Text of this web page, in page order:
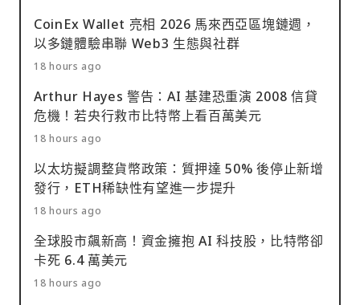
CoinEx Wallet 亮相 2026 馬來西亞區塊鏈週，
以多鏈體驗串聯 Web3 生態與社群
18 hours ago
Arthur Hayes 警告：AI 基建恐重演 2008 信貸
危機！若央行救市比特幣上看百萬美元
18 hours ago
以太坊擬調整貨幣政策：質押達 50% 後停止新增
發行，ETH稀缺性有望進一步提升
18 hours ago
全球股市飆新高！資金擁抱 AI 科技股，比特幣卻
卡死 6.4 萬美元
18 hours ago